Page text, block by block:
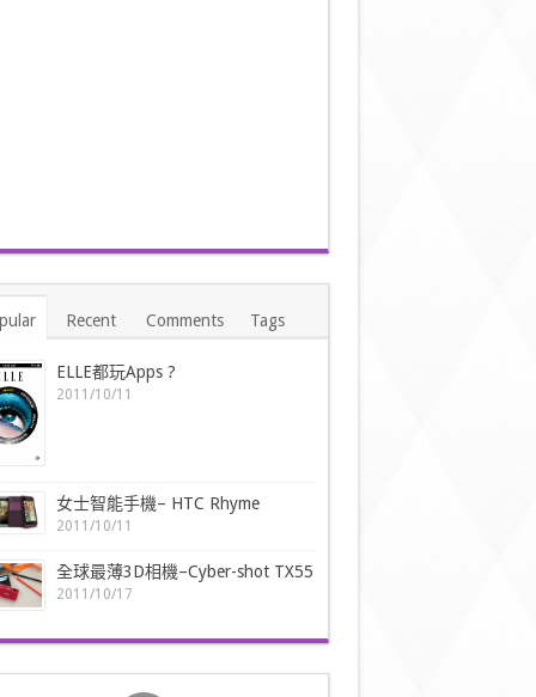
Recent Comments Tags
ELLE都玩Apps ?
2011/10/11
女士智能手機– HTC Rhyme
2011/10/11
全球最薄3D相機–Cyber-shot TX55
2011/10/17